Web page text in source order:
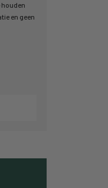
houden
en geen